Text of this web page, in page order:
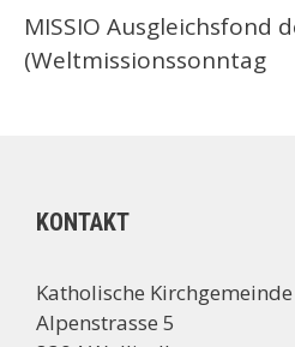
MISSIO Ausgleichsfond
(Weltmissionssonntag
KONTAKT
Katholische
Alpenstrasse 5